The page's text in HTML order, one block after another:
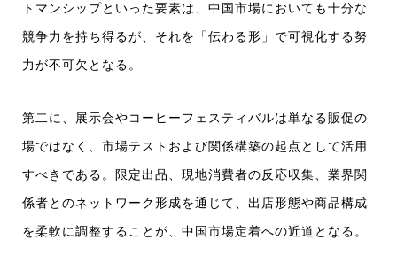
トマンシップといった要素は、中国市場においても十分な
競争力を持ち得るが、それを「伝わる形」で可視化する努
力が不可欠となる。
第二に、展示会やコーヒーフェスティバルは単なる販促の
場ではなく、市場テストおよび関係構築の起点として活用
すべきである。限定出品、現地消費者の反応収集、業界関
係者とのネットワーク形成を通じて、出店形態や商品構成
を柔軟に調整することが、中国市場定着への近道となる。